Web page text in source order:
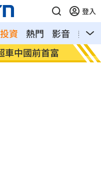
登入
資 熱門 影音
熱搜
全變調
記憶
襲